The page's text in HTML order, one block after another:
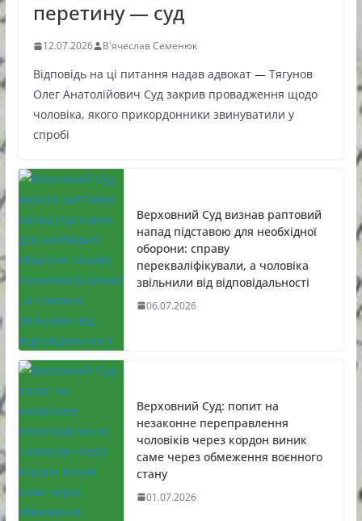
перетину — суд
12.07.2026 В'ячеслав Семенюк
Відповідь на ці питання надав адвокат — Тягунов
Олег Анатолійович Суд закрив провадження щодо
чоловіка, якого прикордонники звинуватили у
спробі
Верховний Суд визнав раптовий
напад підставою для необхідної
оборони: справу
перекваліфікували, а чоловіка
звільнили від відповідальності
06.07.2026
Верховний Суд: попит на
незаконне переправлення
чоловіків через кордон виник
саме через обмеження воєнного
стану
01.07.2026